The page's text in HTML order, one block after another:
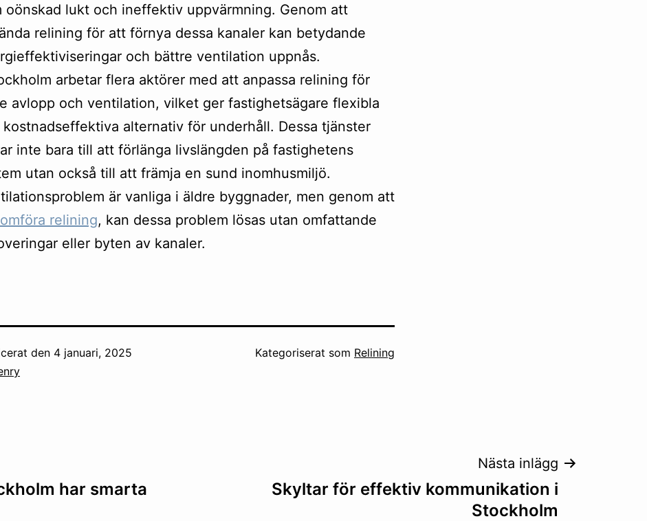
oönskad lukt och ineffektiv uppvärmning. Genom att
relining för att förnya dessa kanaler kan betydande
och bättre ventilation uppnås.
arbetar flera aktörer med att anpassa relining för
avlopp och ventilation, vilket ger fastighetsägare flexibla
kostnadseffektiva alternativ för underhåll. Dessa tjänster
inte bara till att förlänga livslängden på fastighetens
utan också till att främja en sund inomhusmiljö.
är vanliga i äldre byggnader, men genom att
relining, kan dessa problem lösas utan omfattande
eller byten av kanaler.
den 4 januari, 2025
Kategoriserat som Relining
har smarta
Nästa inlägg
Skyltar för effektiv kommunikation i
Stockholm